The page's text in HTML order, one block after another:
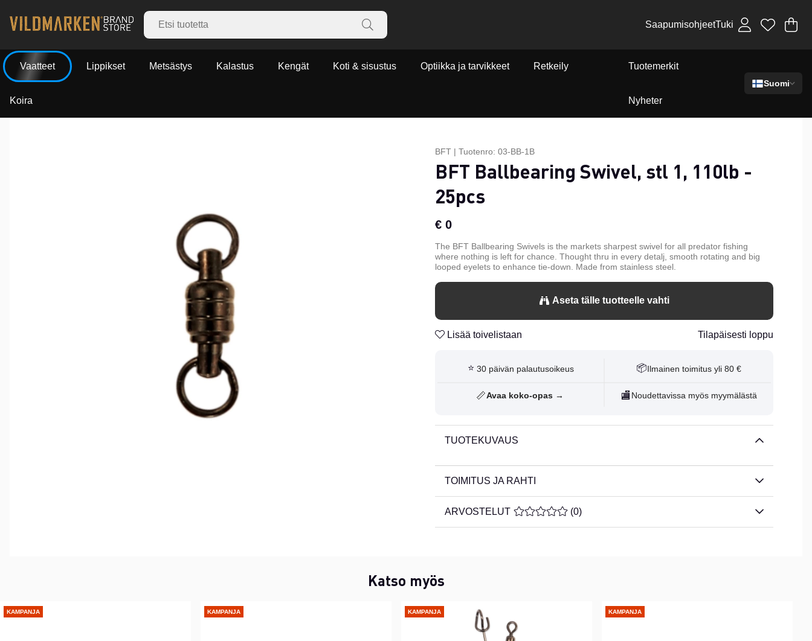
SaapumisohjeetTuki .
Vaatteet Lippikset Metsästys Kalastus Kengät Koti & sisustus Optiikka ja tarvikkeet Retkeily
Koira
Tuotemerkit
Nyheter
Suomi
BFT | Tuotenro: 03-BB-1B
BFT Ballbearing Swivel, stl 1, 110lb -
25pcs
€ 0
The BFT Ballbearing Swivels is the markets sharpest swivel for all predator fishing
where nothing is left for chance. Thought thru in every detalj, smooth rotating and big
looped eyelets to enhance tie-down. Made from stainless steel.
Aseta tälle tuotteelle vahti
Lisää toivelistaan Tilapäisesti loppu
⭐ 30 päivän palautusoikeus 📦 Ilmainen toimitus yli 80 €
📏Avaa koko-opas → 🏬 Noudettavissa myös myymälästä
TUOTEKUVAUS
TOIMITUS JA RAHTI
ARVOSTELUT KESKIARVOLUOKITUS 0 / 5 ARVIOIDEN MÄÄRÄ 0
(0)
Katso myös
KAMPANJA KAMPANJA KAMPANJA KAMPANJA